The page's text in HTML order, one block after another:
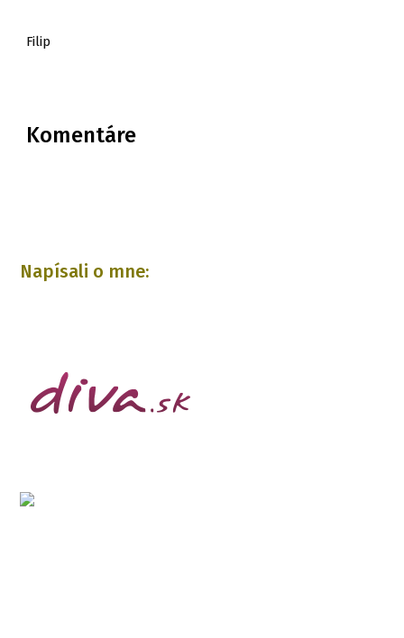
Filip
Komentáre
Napísali o mne: